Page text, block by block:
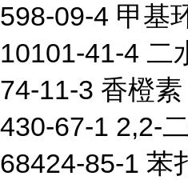
598-09-4 甲基
10101-41-4 二
74-11-3 香橙素
430-67-1 2,2-
68424-85-1 苯